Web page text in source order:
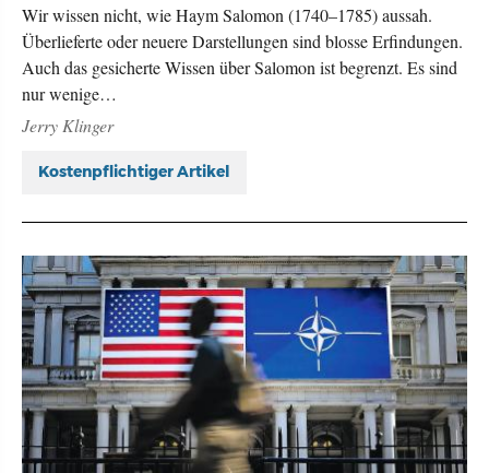
Wir wissen nicht, wie Haym Salomon (1740–1785) aussah.
Überlieferte oder neuere Darstellungen sind blosse Erfindungen.
Auch das gesicherte Wissen über Salomon ist begrenzt. Es sind
nur wenige…
Jerry Klinger
Kostenpflichtiger Artikel